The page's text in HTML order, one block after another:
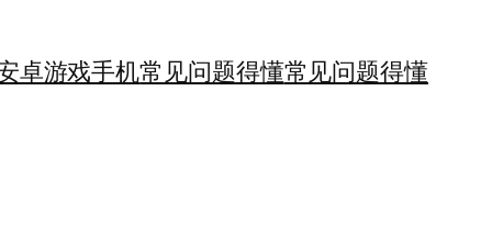
卓游戏手机常见问题得懂常见问题得懂